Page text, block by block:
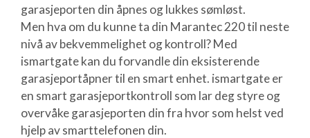
garasjeporten din åpnes og lukkes sømløst.
Men hva om du kunne ta din Marantec 220 til neste
nivå av bekvemmelighet og kontroll? Med
ismartgate kan du forvandle din eksisterende
garasjeportåpner til en smart enhet. ismartgate er
en smart garasjeportkontroll som lar deg styre og
overvåke garasjeporten din fra hvor som helst ved
hjelp av smarttelefonen din.